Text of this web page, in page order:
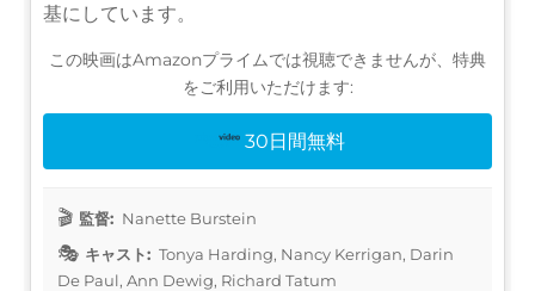
基にしています。
この映画はAmazonプライムでは視聴できませんが、特典
をご利用いただけます:
30日間無料
監督: Nanette Burstein
キャスト: Tonya Harding, Nancy Kerrigan, Darin
De Paul, Ann Dewig, Richard Tatum